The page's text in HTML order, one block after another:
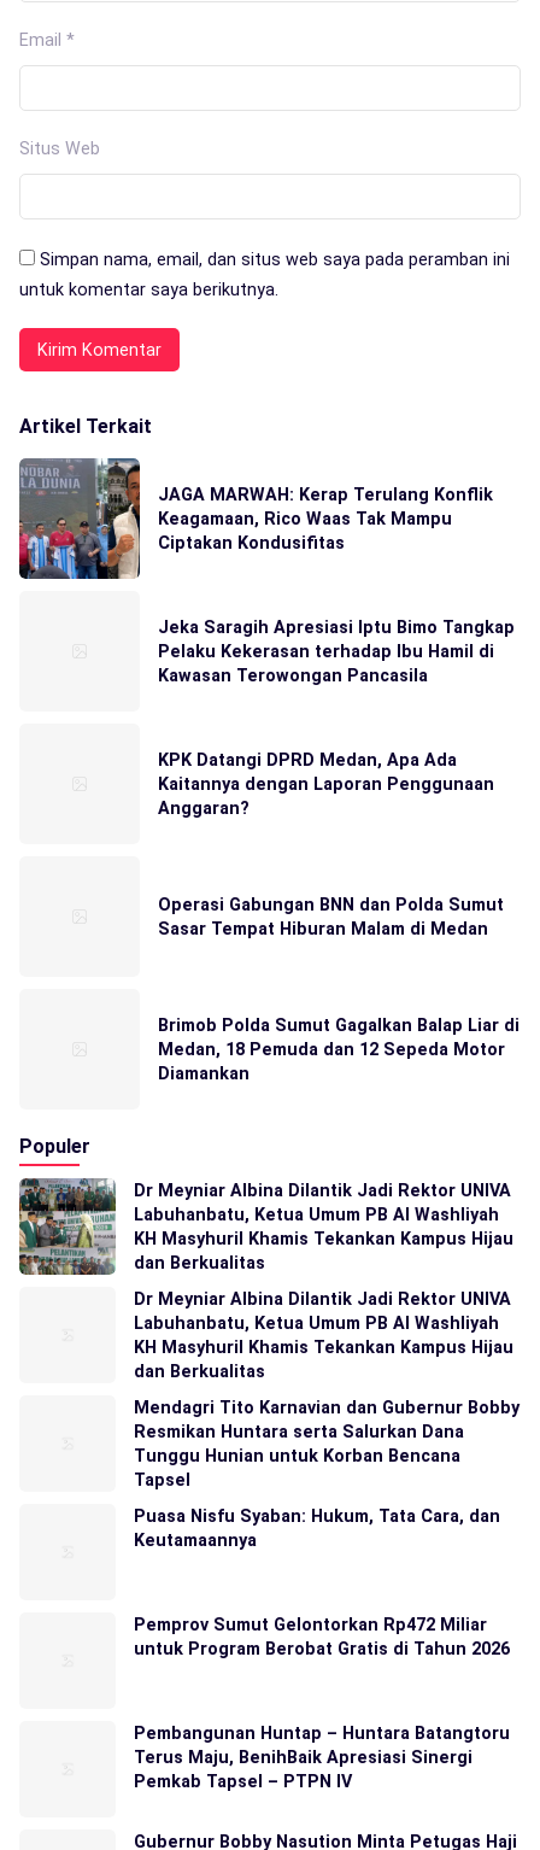
Email *
Situs Web
Simpan nama, email, dan situs web saya pada peramban ini
untuk komentar saya berikutnya.
Artikel Terkait
JAGA MARWAH: Kerap Terulang Konflik
Keagamaan, Rico Waas Tak Mampu
Ciptakan Kondusifitas
Jeka Saragih Apresiasi Iptu Bimo Tangkap
Pelaku Kekerasan terhadap Ibu Hamil di
Kawasan Terowongan Pancasila
KPK Datangi DPRD Medan, Apa Ada
Kaitannya dengan Laporan Penggunaan
Anggaran?
Operasi Gabungan BNN dan Polda Sumut
Sasar Tempat Hiburan Malam di Medan
Brimob Polda Sumut Gagalkan Balap Liar di
Medan, 18 Pemuda dan 12 Sepeda Motor
Diamankan
Populer
Dr Meyniar Albina Dilantik Jadi Rektor UNIVA
Labuhanbatu, Ketua Umum PB Al Washliyah
KH Masyhuril Khamis Tekankan Kampus Hijau
dan Berkualitas
Dr Meyniar Albina Dilantik Jadi Rektor UNIVA
Labuhanbatu, Ketua Umum PB Al Washliyah
KH Masyhuril Khamis Tekankan Kampus Hijau
dan Berkualitas
Mendagri Tito Karnavian dan Gubernur Bobby
Resmikan Huntara serta Salurkan Dana
Tunggu Hunian untuk Korban Bencana
Tapsel
Puasa Nisfu Syaban: Hukum, Tata Cara, dan
Keutamaannya
Pemprov Sumut Gelontorkan Rp472 Miliar
untuk Program Berobat Gratis di Tahun 2026
Pembangunan Huntap – Huntara Batangtoru
Terus Maju, BenihBaik Apresiasi Sinergi
Pemkab Tapsel – PTPN IV
Gubernur Bobby Nasution Minta Petugas Haji